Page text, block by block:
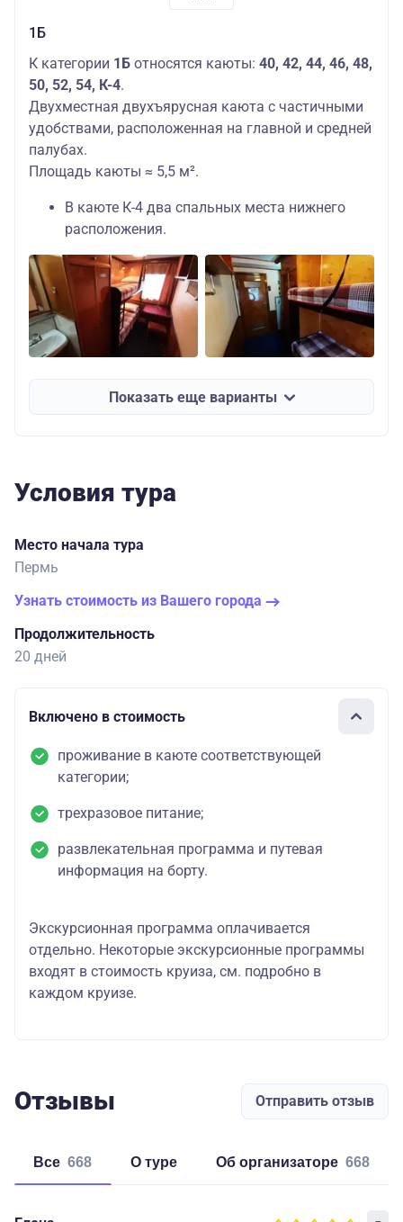
1Б
К категории 1Б относятся каюты: 40, 42, 44, 46, 48,
50, 52, 54, К-4.
Двухместная двухъярусная каюта с частичными
удобствами, расположенная на главной и средней
палубах.
Площадь каюты ≈ 5,5 м².
В каюте К-4 два спальных места нижнего
расположения.
Показать еще варианты
Условия тура
Место начала тура
Пермь
Узнать стоимость из Вашего города
Продолжительность
20 дней
Включено в стоимость
проживание в каюте соответствующей
категории;
трехразовое питание;
развлекательная программа и путевая
информация на борту.
Экскурсионная программа оплачивается
отдельно. Некоторые экскурсионные программы
входят в стоимость круиза, см. подробно в
каждом круизе.
Отзывы Отправить отзыв
Все 668 о туре об организаторе 668